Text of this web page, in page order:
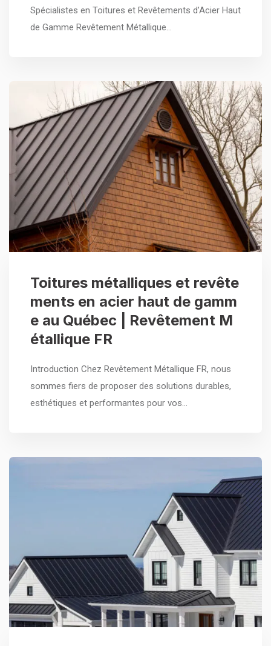
Spécialistes en Toitures et Revêtements d’Acier Haut
de Gamme Revêtement Métallique…
Toitures métalliques et revête
ments en acier haut de gamm
e au Québec | Revêtement M
étallique FR
Introduction Chez Revêtement Métallique FR, nous
sommes fiers de proposer des solutions durables,
esthétiques et performantes pour vos…